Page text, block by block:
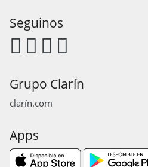
Seguinos
Grupo Clarín
clarín.com
Apps